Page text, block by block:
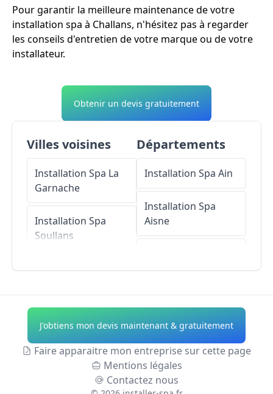
Pour garantir la meilleure maintenance de votre
installation spa à Challans, n'hésitez pas à regarder
les conseils d'entretien de votre marque ou de votre
installateur.
Obtenir un devis gratuitement
Villes voisines
Installation Spa La
Garnache
Installation Spa
Soullans
Installation Spa
Châteauneuf
Installation Spa
Saint-Christophe-
Départements
Installation Spa Ain
Installation Spa
Aisne
Allier
Provence
Installation Spa
Hautes-Alpes
J'obtiens mon devis maintenant & gratuitement
Faire apparaitre mon entreprise sur cette page
Mentions légales
Contactez nous